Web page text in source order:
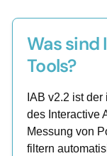
Was sind
Tools?
IAB v2.2 ist
des Interactive
Messung von
filtern